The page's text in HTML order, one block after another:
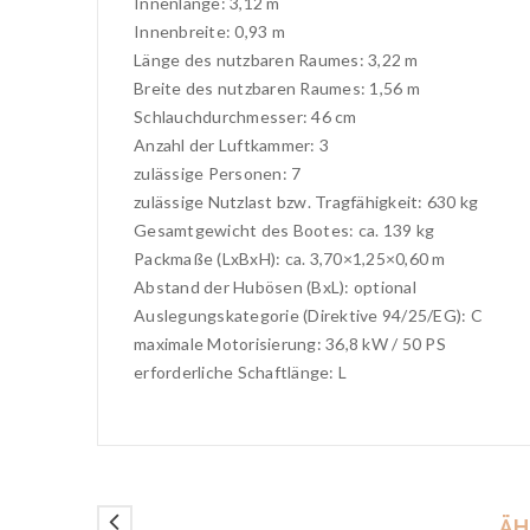
Innenbreite: 0,93 m
Länge des nutzbaren Raumes: 3,22 m
Breite des nutzbaren Raumes: 1,56 m
Schlauchdurchmesser: 46 cm
Anzahl der Luftkammer: 3
zulässige Personen: 7
zulässige Nutzlast bzw. Tragfähigkeit: 630 kg
Gesamtgewicht des Bootes: ca. 139 kg
Packmaße (LxBxH): ca. 3,70×1,25×0,60 m
Abstand der Hubösen (BxL): optional
Auslegungskategorie (Direktive 94/25/EG): C
maximale Motorisierung: 36,8 kW / 50 PS
erforderliche Schaftlänge: L